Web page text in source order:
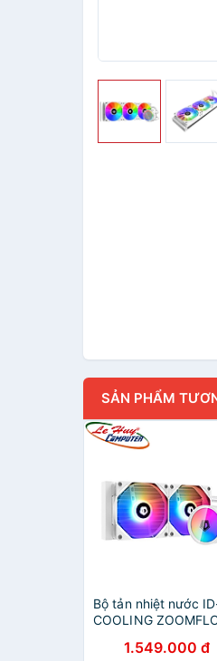
SẢN PHẨM
Bộ tản nhiệt nước
COOLING
Hàng Chính hãng
1.549.000 đ